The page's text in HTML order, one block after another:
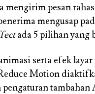
mengirim pesan
mengusap
ada 5 pilihan yang
serta efek
Motion
tambahan